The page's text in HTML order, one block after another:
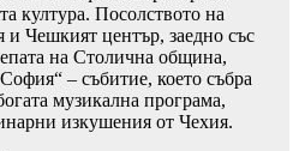
култура. Посолството на
Чешкият център, заедно със
на Столична община,
– събитие, което събра
музикална програма,
изкушения от Чехия.